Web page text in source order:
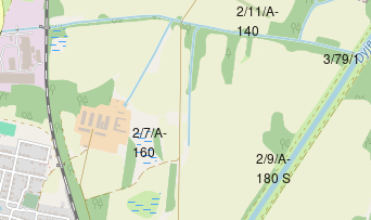
2/9/A-
180 S
3/79/1
2/7/A-
160
2/11/A-
140